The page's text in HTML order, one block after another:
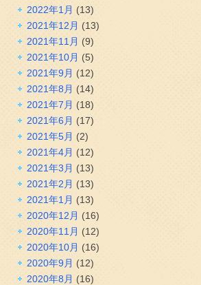
2022年1月 (13)
2021年12月 (13)
2021年11月 (9)
2021年10月 (5)
2021年9月 (12)
2021年8月 (14)
2021年7月 (18)
2021年6月 (17)
2021年5月 (2)
2021年4月 (12)
2021年3月 (13)
2021年2月 (13)
2021年1月 (13)
2020年12月 (16)
2020年11月 (12)
2020年10月 (16)
2020年9月 (12)
2020年8月 (16)